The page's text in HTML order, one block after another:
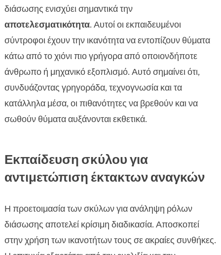
διάσωσης ενισχύει σημαντικά την
αποτελεσματικότητα. Αυτοί οι εκπαιδευμένοι
σύντροφοι έχουν την ικανότητα να εντοπίζουν θύματα
κάτω από το χιόνι πιο γρήγορα από οποιονδήποτε
άνθρωπο ή μηχανικό εξοπλισμό. Αυτό σημαίνει ότι,
συνδυάζοντας γρηγοράδα, τεχνογνωσία και τα
κατάλληλα μέσα, οι πιθανότητες να βρεθούν και να
σωθούν θύματα αυξάνονται εκθετικά.
Εκπαίδευση σκύλου για
αντιμετώπιση έκτακτων αναγκών
Η προετοιμασία των σκύλων για ανάληψη ρόλων
διάσωσης αποτελεί κρίσιμη διαδικασία. Αποσκοπεί
στην χρήση των ικανοτήτων τους σε ακραίες συνθήκες.